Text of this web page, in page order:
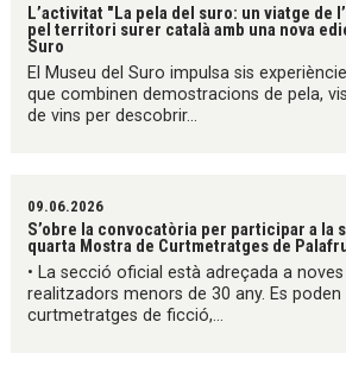
L’activitat "La pela del suro: un viatge de
pel territori surer català amb una nova
Suro
El Museu del Suro impulsa sis
que combinen demostracions de pela,
de vins per descobrir...
09.06.2026
S’obre la convocatòria per participar a la
quarta Mostra de Curtmetratges de
• La secció oficial està adreçada a
realitzadors menors de 30 any. Es
curtmetratges de ficció,...